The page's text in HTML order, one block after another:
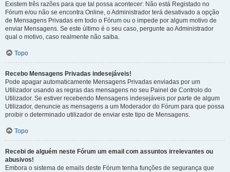
Existem três razões para que tal possa acontecer: Não está Registado no
Fórum e/ou não se encontra Online, o Administrador terá desativado a opção
de Mensagens Privadas em todo o Fórum ou o impede por algum motivo de
enviar Mensagens. Se este último é o seu caso, pergunte ao Administrador
qual o motivo, caso realmente não saiba.
Topo
Recebo Mensagens Privadas indesejáveis!
Pode apagar automaticamente Mensagens Privadas enviadas por um
Utilizador usando as regras das mensagens no seu Painel de Controlo do
Utilizador. Se estiver recebendo Mensagens indesejáveis por parte de algum
Utilizador, denuncie as mensagens a um Moderador do Fórum para que possa
proibir o determinado utilizador de enviar este tipo de Mensagens.
Topo
Recebi de alguém neste Fórum um email com assuntos irrelevantes ou
abusivos!
Embora o sistema de emails deste Fórum tenha funções de segurança que